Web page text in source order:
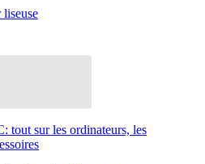
liseuse
tout sur les ordinateurs, les